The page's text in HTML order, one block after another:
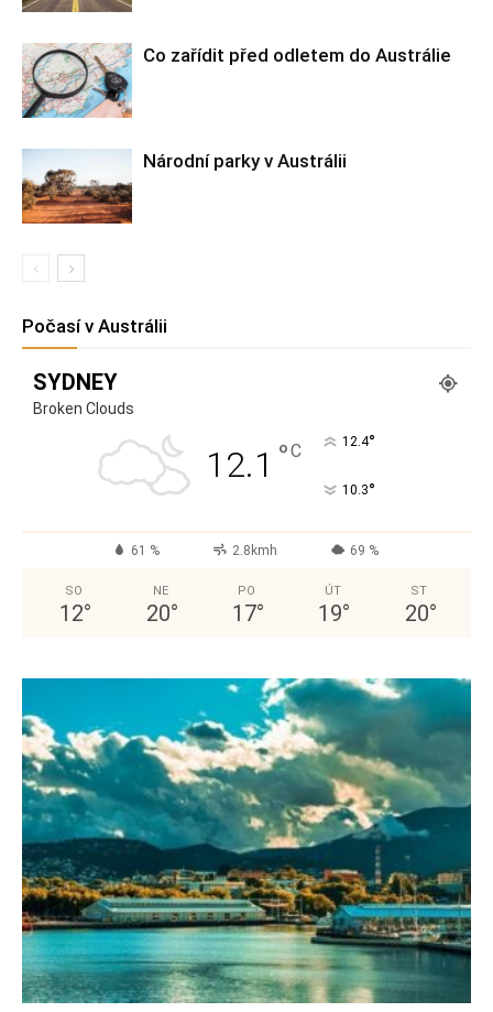
Co zařídit před odletem do Austrálie
Národní parky v Austrálii
Počasí v Austrálii
SYDNEY
Broken Clouds
12.1 °C 12.4°
10.3°
61 % 2.8kmh 69 %
SO
12°
NE
20°
PO
17°
ÚT
19°
ST
20°